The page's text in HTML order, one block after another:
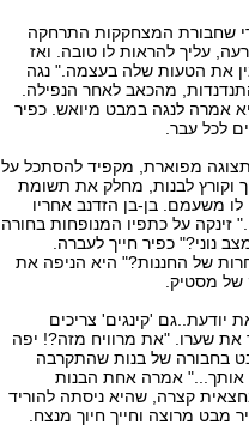
שחבורת המצחקקות התרחקה
עליך להראות לו טובה. ואז
את הטעות שלה בעצמה." נגה
מהכאב לאחר הנפילה.
אמרה לנגה במבט מיואש. כפיר
לכל עבר.
מפוארת, מקפיד להסתכל על
וקורץ לבנות, מחלק את תשומת
משעמם. בן-בן הזדנב אחריו
זינקה על כתפיו המנופחות בחורה
נוני?" כפיר חייך לעברה.
של החננות?" היא הניפה את
של מסטיק.
'קינגים' צריכים
את שערו. "את מרוויח מזה?! יפה
בחבורה של בנות שהתקרבה
אותך..." אמרה אחת הבנות
קצרה, שהיא ניסתה להוריד
מבט מרוצה וחייך חיוך מנצח.